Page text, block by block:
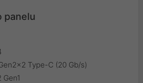
panelu
Type-C (20 Gb/s)